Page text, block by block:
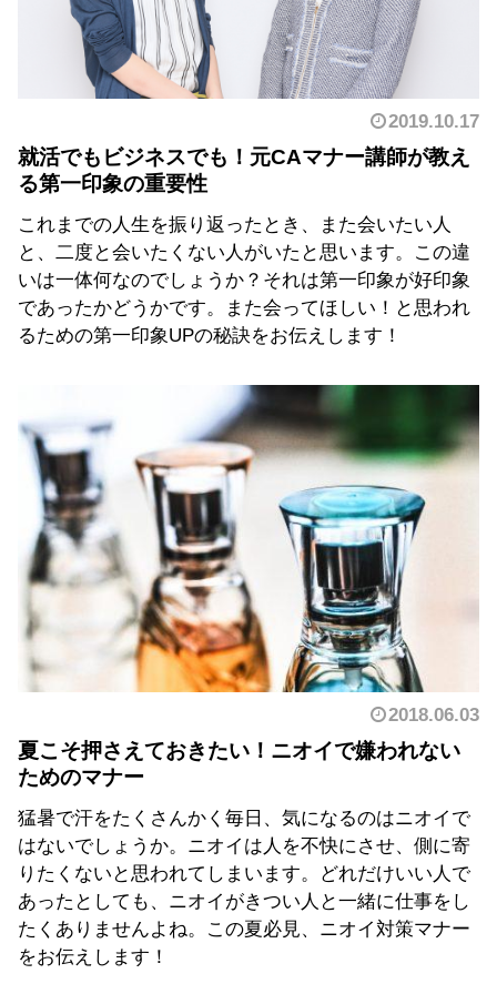
2019.10.17
就活でもビジネスでも！元CAマナー講師が教え
る第一印象の重要性
これまでの人生を振り返ったとき、また会いたい人
と、二度と会いたくない人がいたと思います。この違
いは一体何なのでしょうか？それは第一印象が好印象
であったかどうかです。また会ってほしい！と思われ
るための第一印象UPの秘訣をお伝えします！
2018.06.03
夏こそ押さえておきたい！ニオイで嫌われない
ためのマナー
猛暑で汗をたくさんかく毎日、気になるのはニオイで
はないでしょうか。ニオイは人を不快にさせ、側に寄
りたくないと思われてしまいます。どれだけいい人で
あったとしても、ニオイがきつい人と一緒に仕事をし
たくありませんよね。この夏必見、ニオイ対策マナー
をお伝えします！